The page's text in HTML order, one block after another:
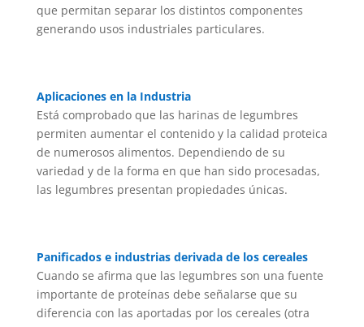
que permitan separar los distintos componentes
generando usos industriales particulares.
Aplicaciones en la Industria
Está comprobado que las harinas de legumbres
permiten aumentar el contenido y la calidad proteica
de numerosos alimentos. Dependiendo de su
variedad y de la forma en que han sido procesadas,
las legumbres presentan propiedades únicas.
Panificados e industrias derivada de los cereales
Cuando se afirma que las legumbres son una fuente
importante de proteínas debe señalarse que su
diferencia con las aportadas por los cereales (otra